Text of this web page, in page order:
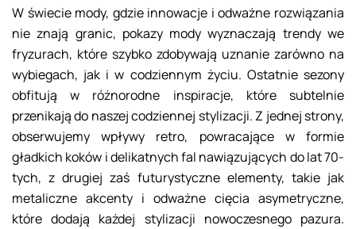
W świecie mody, gdzie innowacje i odważne rozwiązania
nie znają granic, pokazy mody wyznaczają trendy we
fryzurach, które szybko zdobywają uznanie zarówno na
wybiegach, jak i w codziennym życiu. Ostatnie sezony
obfitują w różnorodne inspiracje, które subtelnie
przenikają do naszej codziennej stylizacji. Z jednej strony,
obserwujemy wpływy retro, powracające w formie
gładkich koków i delikatnych fal nawiązujących do lat 70-
tych, z drugiej zaś futurystyczne elementy, takie jak
metaliczne akcenty i odważne cięcia asymetryczne,
które dodają każdej stylizacji nowoczesnego pazura.